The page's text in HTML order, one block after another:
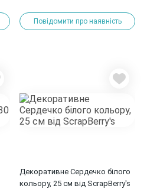
Повідомити про наявність
Декоративне Сердечко білого
кольору, 25 см від ScrapBerry's